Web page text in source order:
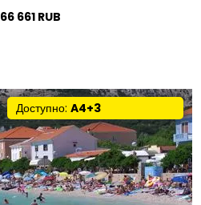
66 661 RUB
Доступно:A4+3